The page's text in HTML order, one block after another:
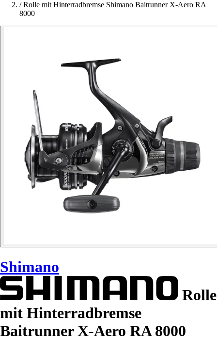
/ Rolle mit Hinterradbremse Shimano Baitrunner X-Aero RA
8000
Shimano
Rolle
mit Hinterradbremse
Baitrunner X-Aero RA 8000